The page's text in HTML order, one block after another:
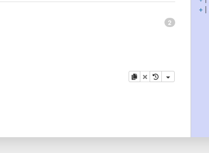
2
копировать
удалить
+|